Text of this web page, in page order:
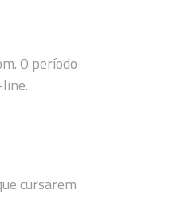
O período
cursarem